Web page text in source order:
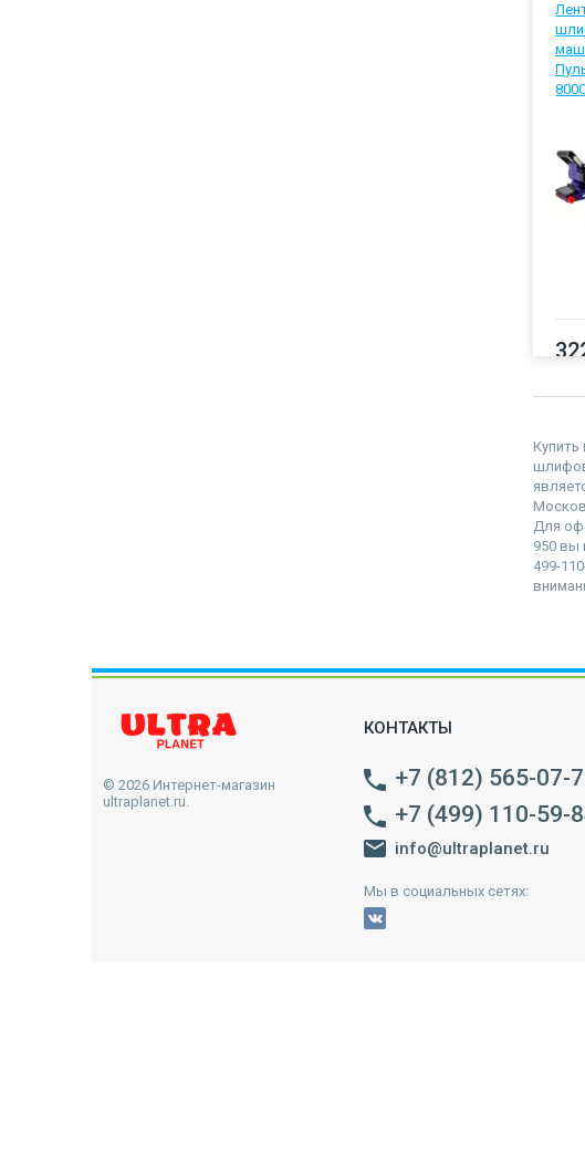
Для
950 вы
499-
© 2026 Интернет-магазин
ultraplanet.ru.
КОНТАКТЫ
+7 (812) 565-07-
+7 (499) 110-59-
info@ultraplanet.ru
Мы в социальных сетях: